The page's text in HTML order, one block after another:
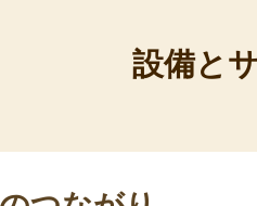
設備と